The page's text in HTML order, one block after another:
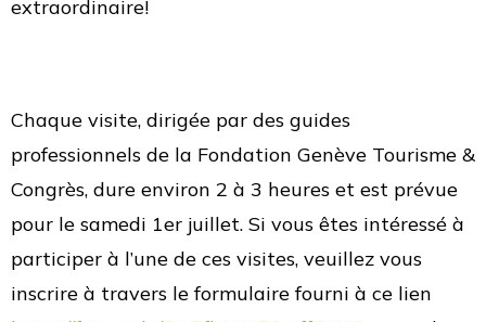
extraordinaire!
Chaque visite, dirigée par des guides
professionnels de la Fondation Genève Tourisme &
Congrès, dure environ 2 à 3 heures et est prévue
pour le samedi 1er juillet. Si vous êtes intéressé à
participer à l’une de ces visites, veuillez vous
inscrire à travers le formulaire fourni à ce lien